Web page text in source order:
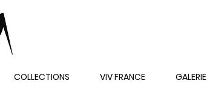
COLLECTIONS VIV FRANCE GALERIE